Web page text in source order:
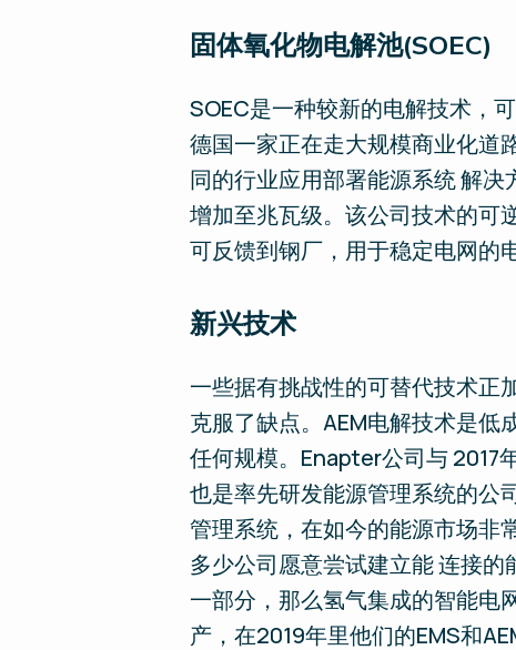
固体氧化物电解池(SOEC)
SOEC是一种较新的电解技术，
德国一家正在走大规模商业化道
同的行业应用部署能源系统 解
增加至兆瓦级。该公司技术的可
可反馈到钢厂，用于稳定电网的电
新兴技术
一些据有挑战性的可替代技术正
克服了缺点。AEM电解技术是
任何规模。Enapter公司与 2017
也是率先研发能源管理系统的公
管理系统，在如今的能源市场非
多少公司愿意尝试建立能 连接
一部分，那么氢气集成的智能电
产，在2019年里他们的EMS和